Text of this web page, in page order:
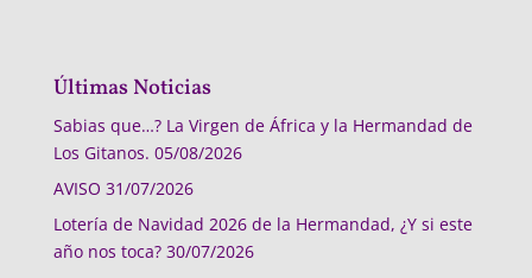
Últimas Noticias
Sabias que…? La Virgen de África y la Hermandad de
Los Gitanos. 05/08/2026
AVISO 31/07/2026
Lotería de Navidad 2026 de la Hermandad, ¿Y si este
año nos toca? 30/07/2026